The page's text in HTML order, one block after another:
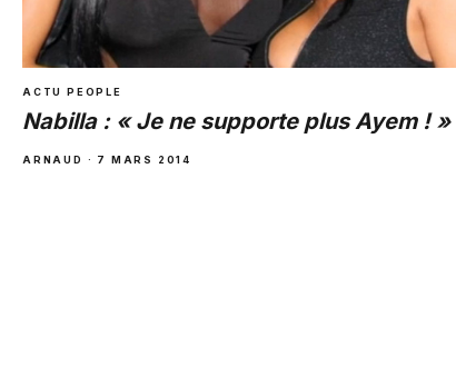
ACTU PEOPLE
Nabilla : « Je ne supporte plus Ayem ! »
ARNAUD · 7 MARS 2014